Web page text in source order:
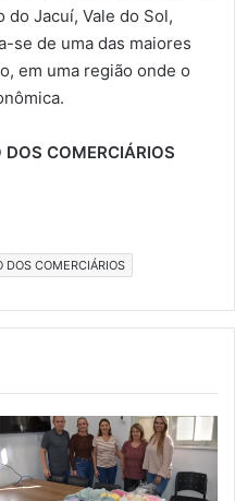
Jacuí, Vale do Sol,
se de uma das maiores
em uma região onde o
COMERCIÁRIOS
DOS COMERCIÁRIOS